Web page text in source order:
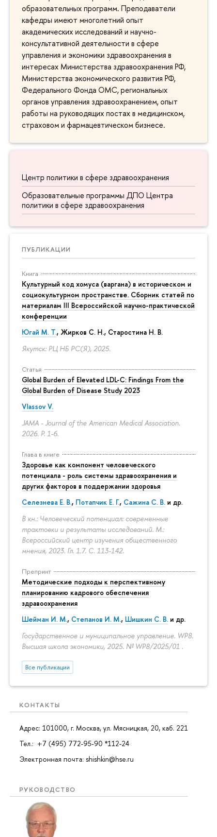
образовательных программ. Преподаватели
кафедры имеют многолетний опыт
академических исследований и научно-
консультативной деятельности в сфере
управления и экономики здравоохранения в
интересах Министерства здравоохранения РФ,
Министерства экономического развития РФ,
Федерального Фонда ОМС, региональных
органов управления здравоохранением, опыт
работы на руководящих постах в медицинском,
страховом и фармацевтическом бизнесе.
Центр политики в сфере здравоохранения
Образовательные программы ДПО Центра
политики в сфере здравоохранения
ПУБЛИКАЦИИ
Книга
Культурный код хомуса (варгана) в историческом и
социокультурном пространстве. Сборник статей по
материалам III Всероссийской научно-практической
конференции
Югай М. Т., Жирков С. Н., Старостина Н. В.
Якутск: РЦ НБ РС(Я), 2025.
Статья
Global Burden of Elevated LDL-C: Findings From the
Global Burden of Disease Study 2023
Vlassov V.
JAMA - Journal of the American Medical Association.
2026. P. 1-6.
Глава в книге
Здоровье как компонент человеческого
потенциала - роль системы здравоохранения и
других факторов в поддержании здоровья
Селезнева Е. В., Потапчик Е. Г., Сажина С. В. и др.
В кн.: Человеческий потенциал: современные
трактовки и результаты исследований. М.:
Всероссийский центр изучения общественного
мнения, 2023. Гл. 1.7. С. 113-142.
Препринт
Методические подходы к перспективному
планированию кадрового обеспечения
здравоохранения
Шейман И. М., Степанов И. М., Шишкин С. В. и др.
Государственное и муниципальное управление. WP8.
Высшая школа экономики, 2025. № WP8/2025/01 .
Все публикации
КОНТАКТЫ
Адрес: 101000, г. Москва, ул. Мясницкая, 20, каб. 221
Тел.: +7 (495) 772-95-90 *112-24
Электронная почта: shishkin@hse.ru
РУКОВОДСТВО